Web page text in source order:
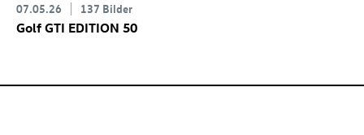
07.05.26 137 Bilder
Golf GTI EDITION 50